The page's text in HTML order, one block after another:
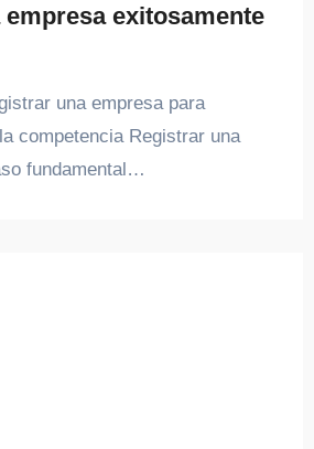
exitosamente
competencia Registrar una
fundamental…